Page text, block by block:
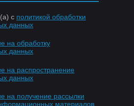
с политикой обработки
данных
на обработку
данных
на распространение
данных
на получение рассылки
материалов